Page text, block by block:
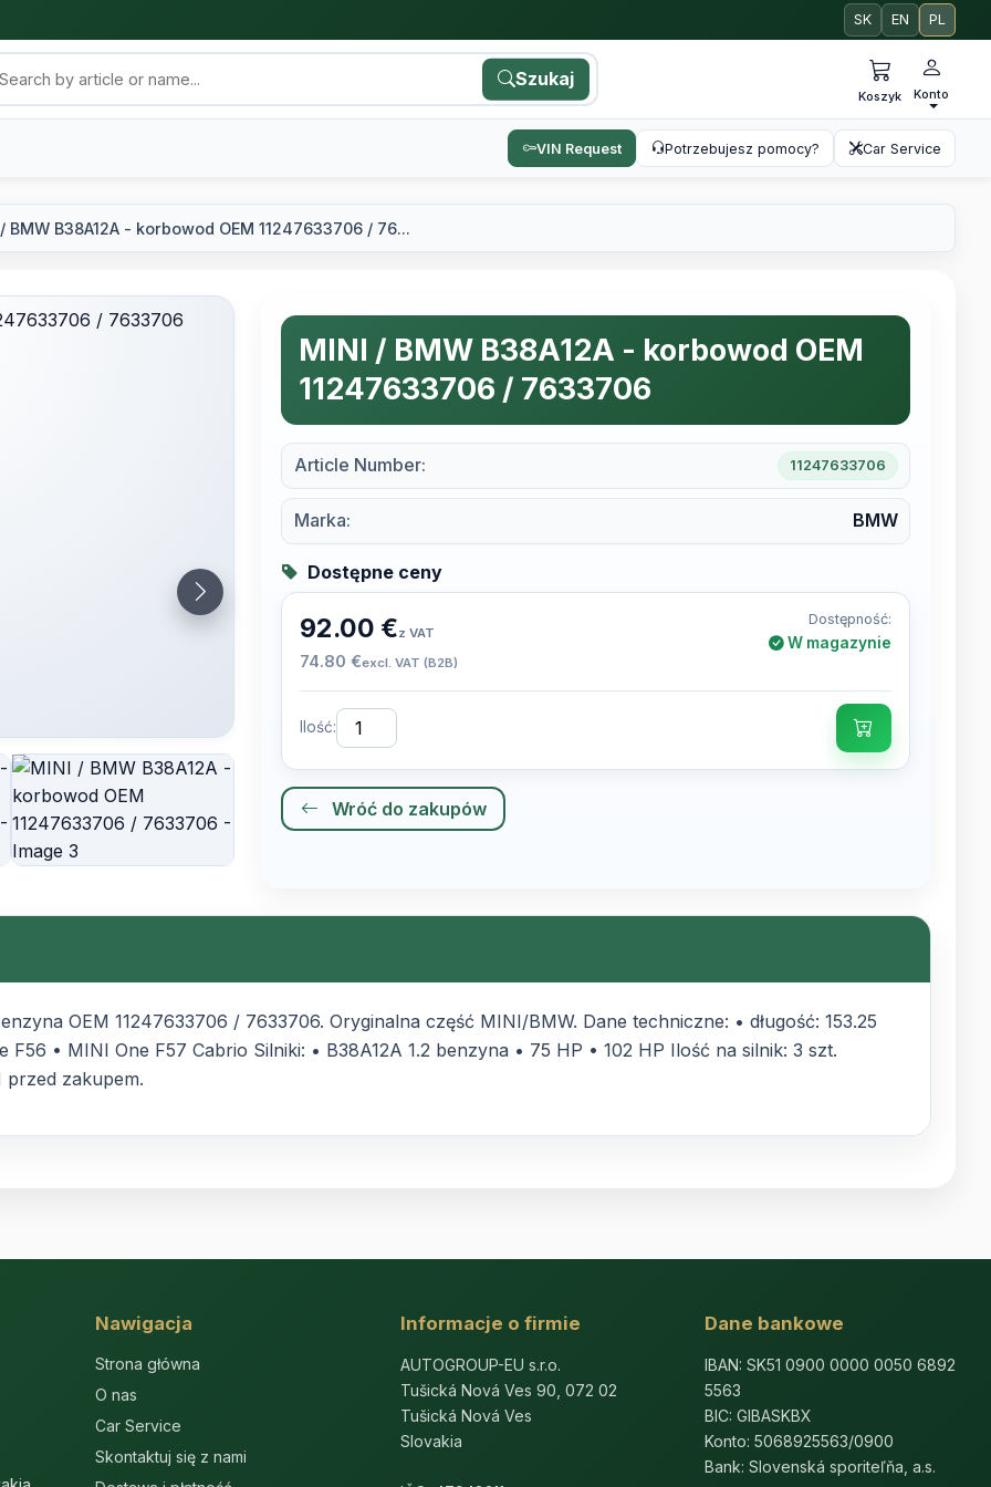
SK EN PL
Szukaj
Koszyk Konto
VIN Request Potrzebujesz pomocy? Car Service
BMW B38A12A - korbowod OEM 11247633706 / 76...
MINI / BMW B38A12A - korbowod OEM
11247633706 / 7633706
Article Number: 11247633706
Marka: BMW
Dostępne ceny
92.00 €z VAT
74.80 €excl. VAT (B2B)
Dostępność:
W magazynie
Ilość:
Wróć do zakupów
OEM 11247633706 / 7633706. Oryginalna część MINI/BMW. Dane techniczne: • długość: 153.25
• MINI One F57 Cabrio Silniki: • B38A12A 1.2 benzyna • 75 HP • 102 HP Ilość na silnik: 3 szt.
przed zakupem.
Nawigacja
Strona główna
O nas
Car Service
Skontaktuj się z nami
Informacje o firmie
AUTOGROUP-EU s.r.o.
Tušická Nová Ves 90, 072 02
Tušická Nová Ves
Slovakia
Dane bankowe
IBAN: SK51 0900 0000 0050 6892
5563
BIC: GIBASKBX
Konto: 5068925563/0900
Bank: Slovenská sporiteľňa, a.s.